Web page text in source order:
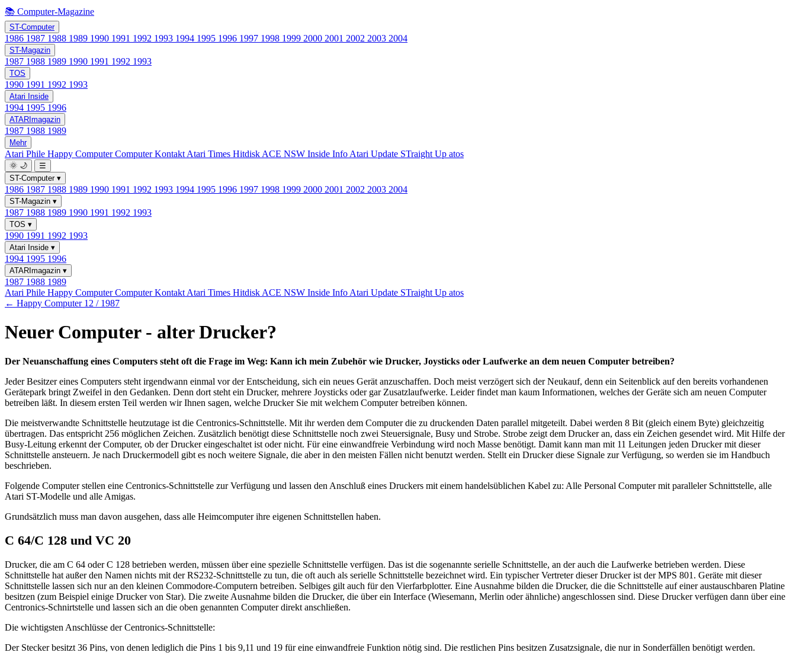
📚 Computer-Magazine
ST-Computer
1986 1987 1988 1989 1990 1991 1992 1993 1994 1995 1996 1997 1998 1999 2000 2001 2002 2003 2004
ST-Magazin
1987 1988 1989 1990 1991 1992 1993
TOS
1990 1991 1992 1993
Atari Inside
1994 1995 1996
ATARImagazin
1987 1988 1989
Mehr
Atari Phile Happy ComputerComputer Kontakt Atari Times Hitdisk ACE NSW Inside Info Atari Update STraight Up atos
🌞 🌙
☰
ST-Computer ▾
1986 1987 1988 1989 1990 1991 1992 1993 1994 1995 1996 1997 1998 1999 2000 2001 2002 2003 2004
ST-Magazin ▾
1987 1988 1989 1990 1991 1992 1993
TOS ▾
1990 1991 1992 1993
Atari Inside ▾
1994 1995 1996
ATARImagazin ▾
1987 1988 1989
Atari Phile Happy ComputerComputer Kontakt Atari Times Hitdisk ACE NSW Inside Info Atari Update STraight Up atos
← Happy Computer 12 / 1987
Neuer Computer - alter Drucker?
Der Neuanschaffung eines Computers steht oft die Frage im Weg: Kann ich mein Zubehör wie Drucker, Joysticks oder Laufwerke an dem neuen Computer betreiben?
Jeder Besitzer eines Computers steht irgendwann einmal vor der Entscheidung, sich ein neues Gerät anzuschaffen. Doch meist verzögert sich der Neukauf, denn ein Seitenblick auf den bereits vorhandenen
Gerätepark bringt Zweifel in den Gedanken. Denn dort steht ein Drucker, mehrere Joysticks oder gar Zusatzlaufwerke. Leider findet man kaum Informationen, welches der Geräte sich am neuen Computer
betreiben läßt. In diesem ersten Teil werden wir Ihnen sagen, welche Drucker Sie mit welchem Computer betreiben können.
Die meistverwandte Schnittstelle heutzutage ist die Centronics-Schnittstelle. Mit ihr werden dem Computer die zu druckenden Daten parallel mitgeteilt. Dabei werden 8 Bit (gleich einem Byte) gleichzeitig
übertragen. Das entspricht 256 möglichen Zeichen. Zusätzlich benötigt diese Schnittstelle noch zwei Steuersignale, Busy und Strobe. Strobe zeigt dem Drucker an, dass ein Zeichen gesendet wird. Mit Hilfe der
Busy-Leitung erkennt der Computer, ob der Drucker eingeschaltet ist oder nicht. Für eine einwandfreie Verbindung wird noch Masse benötigt. Damit kann man mit 11 Leitungen jeden Drucker mit dieser
Schnittstelle ansteuern. Je nach Druckermodell gibt es noch weitere Signale, die aber in den meisten Fällen nicht benutzt werden. Stellt ein Drucker diese Signale zur Verfügung, so werden sie im Handbuch
beschrieben.
Folgende Computer stellen eine Centronics-Schnittstelle zur Verfügung und lassen den Anschluß eines Druckers mit einem handelsüblichen Kabel zu: Alle Personal Computer mit paralleler Schnittstelle, alle
Atari ST-Modelle und alle Amigas.
Grundsätzlich muss man davon ausgehen, dass alle Heimcomputer ihre eigenen Schnittstellen haben.
C 64/C 128 und VC 20
Drucker, die am C 64 oder C 128 betrieben werden, müssen über eine spezielle Schnittstelle verfügen. Das ist die sogenannte serielle Schnittstelle, an der auch die Laufwerke betrieben werden. Diese
Schnittstelle hat außer den Namen nichts mit der RS232-Schnittstelle zu tun, die oft auch als serielle Schnittstelle bezeichnet wird. Ein typischer Vertreter dieser Drucker ist der MPS 801. Geräte mit dieser
Schnittstelle lassen sich nur an den kleinen Commodore-Computern betreiben. Selbiges gilt auch für den Vierfarbplotter. Eine Ausnahme bilden die Drucker, die die Schnittstelle auf einer austauschbaren Platine
besitzen (zum Beispiel einige Drucker von Star). Die zweite Ausnahme bilden die Drucker, die über ein Interface (Wiesemann, Merlin oder ähnliche) angeschlossen sind. Diese Drucker verfügen dann über eine
Centronics-Schnirtstelle und lassen sich an die oben genannten Computer direkt anschließen.
Die wichtigsten Anschlüsse der Centronics-Schnittstelle:
Der Stecker besitzt 36 Pins, von denen lediglich die Pins 1 bis 9,11 und 19 für eine einwandfreie Funktion nötig sind. Die restlichen Pins besitzen Zusatzsignale, die nur in Sonderfällen benötigt werden.